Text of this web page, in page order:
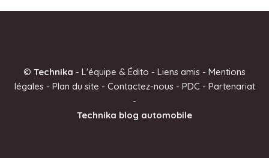
© Technika - L'équipe & Édito - Liens amis - Mentions
légales- Plan du site - Contactez-nous- PDC - Partenariat
-
Technika blog automobile